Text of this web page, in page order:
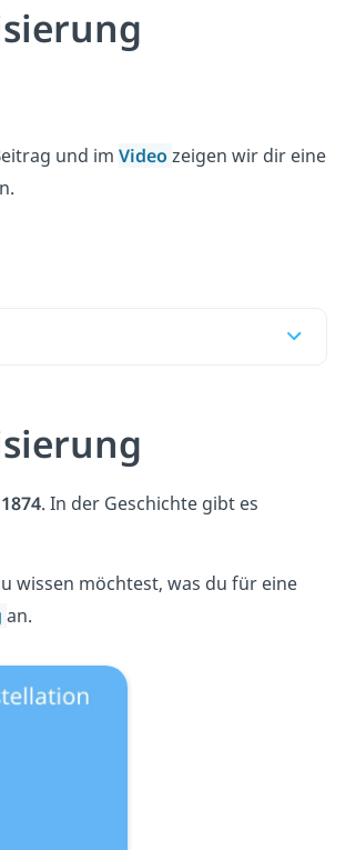
und im Video zeigen wir dir eine
1874. In der Geschichte gibt es
wissen möchtest, was du für eine
an.